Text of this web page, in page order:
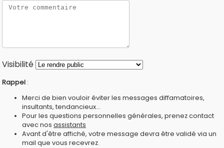
Visibilité
Rappel :
Merci de bien vouloir éviter les messages diffamatoires,
insultants, tendancieux...
Pour les questions personnelles générales, prenez contact
avec nos assistants
Avant d'être affiché, votre message devra être validé via un
mail que vous recevrez.